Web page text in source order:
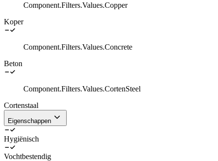
Component.Filters.Values.Copper
Koper
Component.Filters.Values.Concrete
Beton
Component.Filters.Values.CortenSteel
Cortenstaal
Eigenschappen
Hygiënisch
Vochtbestendig